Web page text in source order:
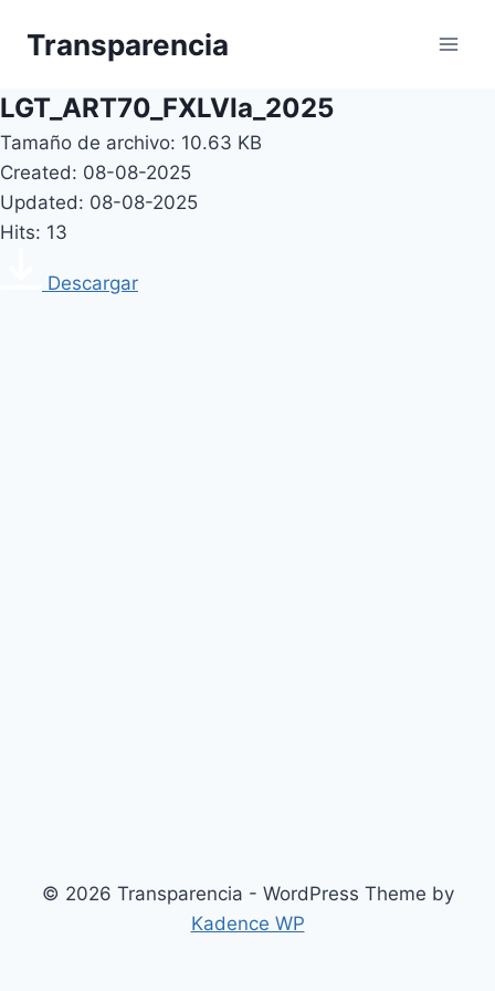
Transparencia
LGT_ART70_FXLVIa_2025
Tamaño de archivo: 10.63 KB
Created: 08-08-2025
Updated: 08-08-2025
Hits: 13
Descargar
© 2026 Transparencia - WordPress Theme by
Kadence WP